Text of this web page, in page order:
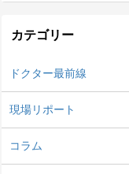
カテゴリー
ドクター最前線
現場リポート
コラム